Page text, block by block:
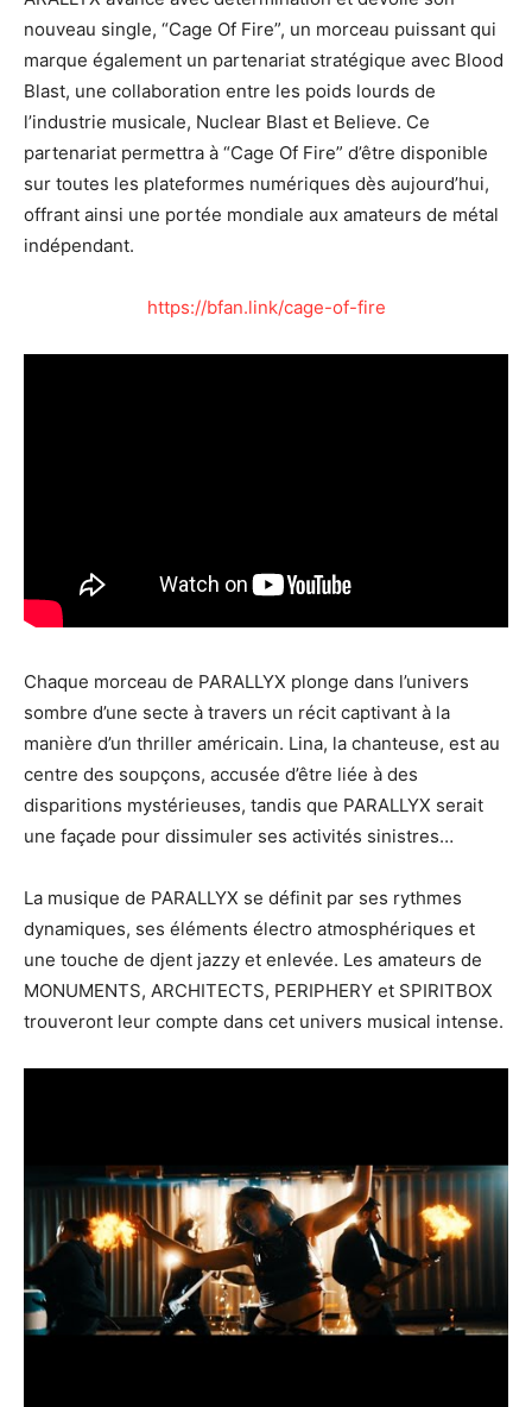
nouveau single, “Cage Of Fire”, un morceau puissant qui
marque également un partenariat stratégique avec Blood
Blast, une collaboration entre les poids lourds de
l’industrie musicale, Nuclear Blast et Believe. Ce
partenariat permettra à “Cage Of Fire” d’être disponible
sur toutes les plateformes numériques dès aujourd’hui,
offrant ainsi une portée mondiale aux amateurs de métal
indépendant.
https://bfan.link/cage-of-fire
Chaque morceau de PARALLYX plonge dans l’univers
sombre d’une secte à travers un récit captivant à la
manière d’un thriller américain. Lina, la chanteuse, est au
centre des soupçons, accusée d’être liée à des
disparitions mystérieuses, tandis que PARALLYX serait
une façade pour dissimuler ses activités sinistres…
La musique de PARALLYX se définit par ses rythmes
dynamiques, ses éléments électro atmosphériques et
une touche de djent jazzy et enlevée. Les amateurs de
MONUMENTS, ARCHITECTS, PERIPHERY et SPIRITBOX
trouveront leur compte dans cet univers musical intense.